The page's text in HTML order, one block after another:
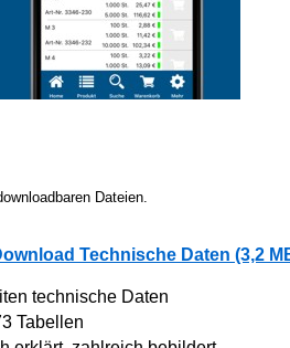
Dateien.
Technische Daten (3,2
technische Daten
Tabellen